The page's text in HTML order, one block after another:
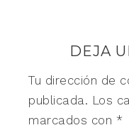
DEJA
Tu dirección de
publicada. Los
marcados con *